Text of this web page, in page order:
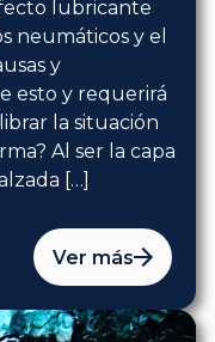
lubricante
neumáticos y el
y
esto y requerirá
la situación
Al ser la capa
[…]
Ver más